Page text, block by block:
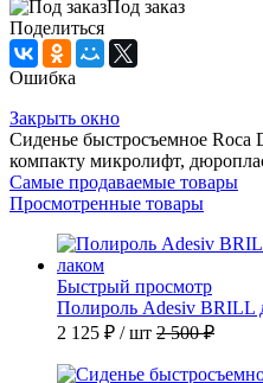
Под заказ
Поделиться
Ошибка
Закрыть окно
Сиденье быстросъемное
компакту микролифт,
Самые продаваемые товары
Просмотренные товары
Быстрый просмотр
Полироль Adesiv BRILL
2 125 ₽ / шт 2 500 ₽